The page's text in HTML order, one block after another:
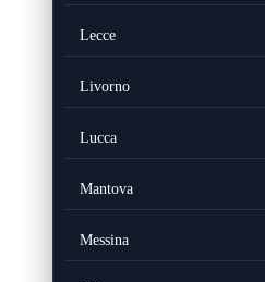
Lecce
Livorno
Lucca
Mantova
Messina